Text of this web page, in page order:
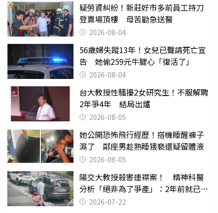
疑勞資糾紛！新莊好市多前員工持刀
登賣場頂樓 母苦勸急送醫
2026-08-04
56歲婦失蹤13年！女兒已聲請死亡宣
告 她偷259元牛腱心「復活了」
2026-08-04
台大教授性騷擾2女研究生！不服解聘
2年爭4年 結局出爐
2026-08-05
她公開恐怖飛行經歷！搭機睡醒褲子
濕了 鄰座男趁熟睡猥褻還疑留體液
2026-08-05
陽交大教授殺害連襟案！ 精神科醫
分析「絕非為了爭產」：2年前就已言
行詭異
2026-07-22